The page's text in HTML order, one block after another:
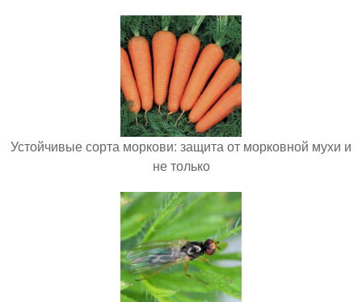
Устойчивые сорта моркови: защита от морковной мухи и
не только